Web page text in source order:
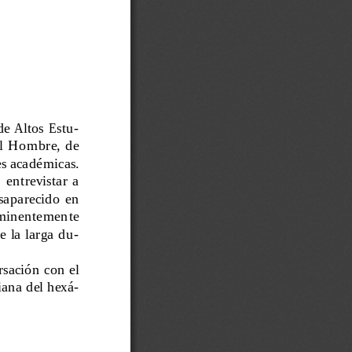
Altos  Estu-
Hombre,  de
académicas.
entrevistar  a
en
la  larga  du-
con el
del hexá-